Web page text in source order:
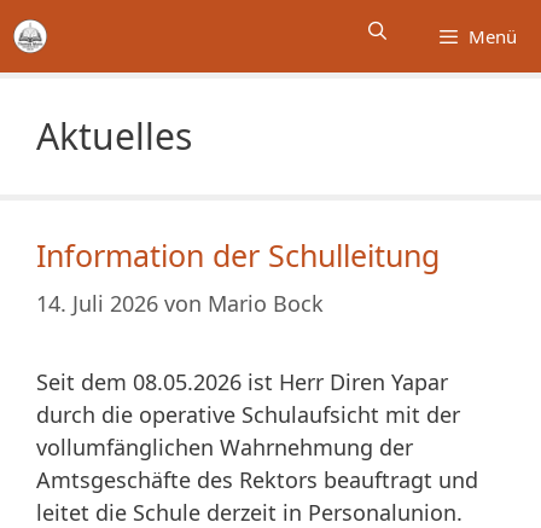
Zum
Inhalt
springen
Menü
Aktuelles
Information der Schulleitung
14. Juli 2026 von Mario Bock
Seit dem 08.05.2026 ist Herr Diren Yapar
durch die operative Schulaufsicht mit der
vollumfänglichen Wahrnehmung der
Amtsgeschäfte des Rektors beauftragt und
leitet die Schule derzeit in Personalunion.